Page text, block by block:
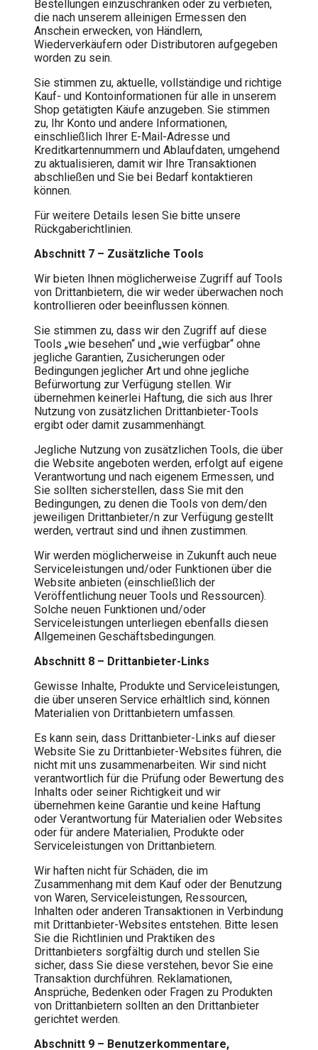
Bestellungen einzuschränken oder zu verbieten,
die nach unserem alleinigen Ermessen den
Anschein erwecken, von Händlern,
Wiederverkäufern oder Distributoren aufgegeben
worden zu sein.
Sie stimmen zu, aktuelle, vollständige und richtige
Kauf- und Kontoinformationen für alle in unserem
Shop getätigten Käufe anzugeben. Sie stimmen
zu, Ihr Konto und andere Informationen,
einschließlich Ihrer E-Mail-Adresse und
Kreditkartennummern und Ablaufdaten, umgehend
zu aktualisieren, damit wir Ihre Transaktionen
abschließen und Sie bei Bedarf kontaktieren
können.
Für weitere Details lesen Sie bitte unsere
Rückgaberichtlinien.
Abschnitt 7 – Zusätzliche Tools
Wir bieten Ihnen möglicherweise Zugriff auf Tools
von Drittanbietern, die wir weder überwachen noch
kontrollieren oder beeinflussen können.
Sie stimmen zu, dass wir den Zugriff auf diese
Tools „wie besehen“ und „wie verfügbar“ ohne
jegliche Garantien, Zusicherungen oder
Bedingungen jeglicher Art und ohne jegliche
Befürwortung zur Verfügung stellen. Wir
übernehmen keinerlei Haftung, die sich aus Ihrer
Nutzung von zusätzlichen Drittanbieter-Tools
ergibt oder damit zusammenhängt.
Jegliche Nutzung von zusätzlichen Tools, die über
die Website angeboten werden, erfolgt auf eigene
Verantwortung und nach eigenem Ermessen, und
Sie sollten sicherstellen, dass Sie mit den
Bedingungen, zu denen die Tools von dem/den
jeweiligen Drittanbieter/n zur Verfügung gestellt
werden, vertraut sind und ihnen zustimmen.
Wir werden möglicherweise in Zukunft auch neue
Serviceleistungen und/oder Funktionen über die
Website anbieten (einschließlich der
Veröffentlichung neuer Tools und Ressourcen).
Solche neuen Funktionen und/oder
Serviceleistungen unterliegen ebenfalls diesen
Allgemeinen Geschäftsbedingungen.
Abschnitt 8 – Drittanbieter-Links
Gewisse Inhalte, Produkte und Serviceleistungen,
die über unseren Service erhältlich sind, können
Materialien von Drittanbietern umfassen.
Es kann sein, dass Drittanbieter-Links auf dieser
Website Sie zu Drittanbieter-Websites führen, die
nicht mit uns zusammenarbeiten. Wir sind nicht
verantwortlich für die Prüfung oder Bewertung des
Inhalts oder seiner Richtigkeit und wir
übernehmen keine Garantie und keine Haftung
oder Verantwortung für Materialien oder Websites
oder für andere Materialien, Produkte oder
Serviceleistungen von Drittanbietern.
Wir haften nicht für Schäden, die im
Zusammenhang mit dem Kauf oder der Benutzung
von Waren, Serviceleistungen, Ressourcen,
Inhalten oder anderen Transaktionen in Verbindung
mit Drittanbieter-Websites entstehen. Bitte lesen
Sie die Richtlinien und Praktiken des
Drittanbieters sorgfältig durch und stellen Sie
sicher, dass Sie diese verstehen, bevor Sie eine
Transaktion durchführen. Reklamationen,
Ansprüche, Bedenken oder Fragen zu Produkten
von Drittanbietern sollten an den Drittanbieter
gerichtet werden.
Abschnitt 9 – Benutzerkommentare,